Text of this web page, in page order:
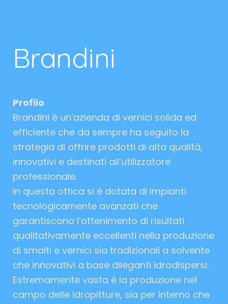
Brandini
Profilo
Brandini è un’azienda di vernici solida ed
efficiente che da sempre ha seguito la
strategia di offrire prodotti di alta qualità,
innovativi e destinati all’utilizzatore
professionale.
In questa ottica si è dotata di impianti
tecnologicamente avanzati che
garantiscono l’ottenimento di risultati
qualitativamente eccellenti nella produzione
di smalti e vernici sia tradizionali a solvente
che innovativi a base dileganti idrodispersi.
Estremamente vasta è la produzione nel
campo delle idropitture, sia per interno che